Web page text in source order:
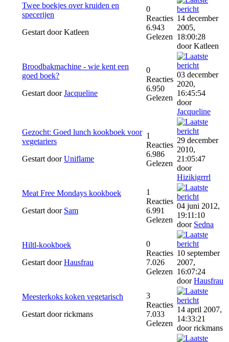
Twee boekjes over kruiden en
specerijen
Gestart door Katleen
0
Reacties
6.943
Gelezen
14 december
2005,
18:00:28
door Katleen
Broodbakmachine - wie kent een
goed boek?
Gestart doorJacqueline
0
Reacties
6.950
Gelezen
03 december
2020,
16:45:54
door
Jacqueline
Gezocht: Goed lunch kookboek voor
vegetariers
Gestart doorUniflame
1
Reacties
6.986
Gelezen
29 december
2010,
21:05:47
door
Hizikigrrrl
Meat Free Mondays kookboek
Gestart door Sam
1
Reacties
6.991
Gelezen
04 juni 2012,
19:11:10
door Sedna
Hiltl-kookboek
Gestart doorHausfrau
0
Reacties
7.026
Gelezen
10 september
2007,
16:07:24
doorHausfrau
Meesterkoks koken vegetarisch
Gestart door rickmans
3
Reacties
7.033
Gelezen
14 april 2007,
14:33:21
door rickmans